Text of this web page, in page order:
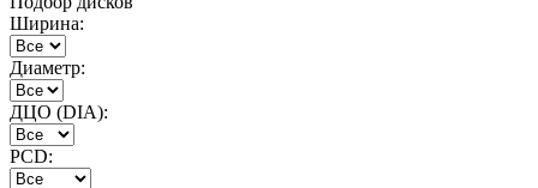
Ширина:
Диаметр:
ДЦО (DIA):
PCD: